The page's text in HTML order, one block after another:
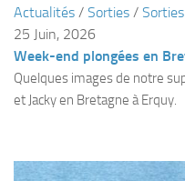
ECOLE DE PLONGEE
Formations
Plongeur N2
Actualités / Sorties /
25 Juin, 2026
Week-end plongées en
Quelques images de notre
et Jacky en Bretagne à Erquy.